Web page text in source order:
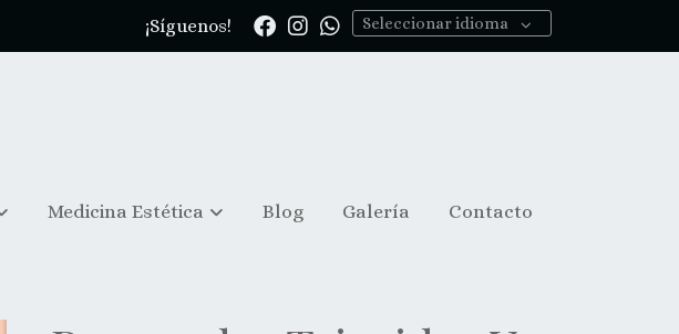
¡Síguenos! Seleccionar idioma
Medicina Estética Blog Galería Contacto